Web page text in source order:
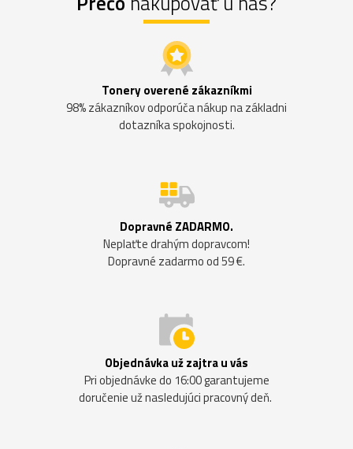
Tonery overené zákazníkmi
98% zákazníkov odporúča nákup na základni
dotazníka spokojnosti.
Dopravné ZADARMO.
Neplaťte drahým dopravcom!
Dopravné zadarmo od 59 €.
Objednávka už zajtra u vás
Pri objednávke do 16:00 garantujeme
doručenie už nasledujúci pracovný deň.